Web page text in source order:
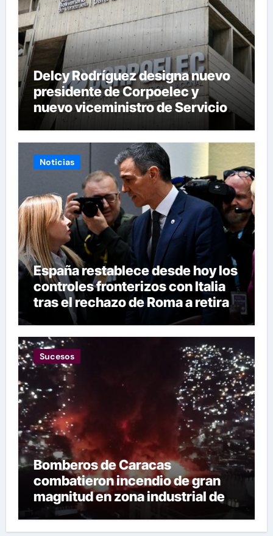
Delcy Rodríguez designa nuevo
presidente de Corpoelec y
nuevo viceministro de Servicios
Eléctricos
Noticias
España restablece desde hoy los
controles fronterizos con Italia
tras el rechazo de Roma a retirar
las restricciones
Sucesos
Bomberos de Caracas
combatieron incendio de gran
magnitud en zona industrial de El
Llanito